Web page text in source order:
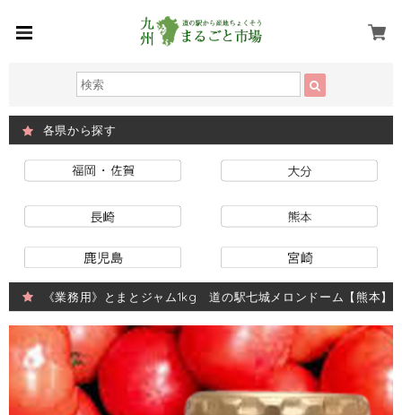
各県から探す
《業務用》とまとジャム1kg 道の駅七城メロンドーム【熊本】